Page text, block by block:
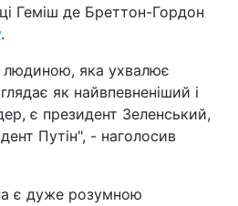
Геміш де Бреттон-Гордон
.
людиною, яка ухвалює
як найвпевненіший і
є президент Зеленський,
Путін", - наголосив
є дуже розумною